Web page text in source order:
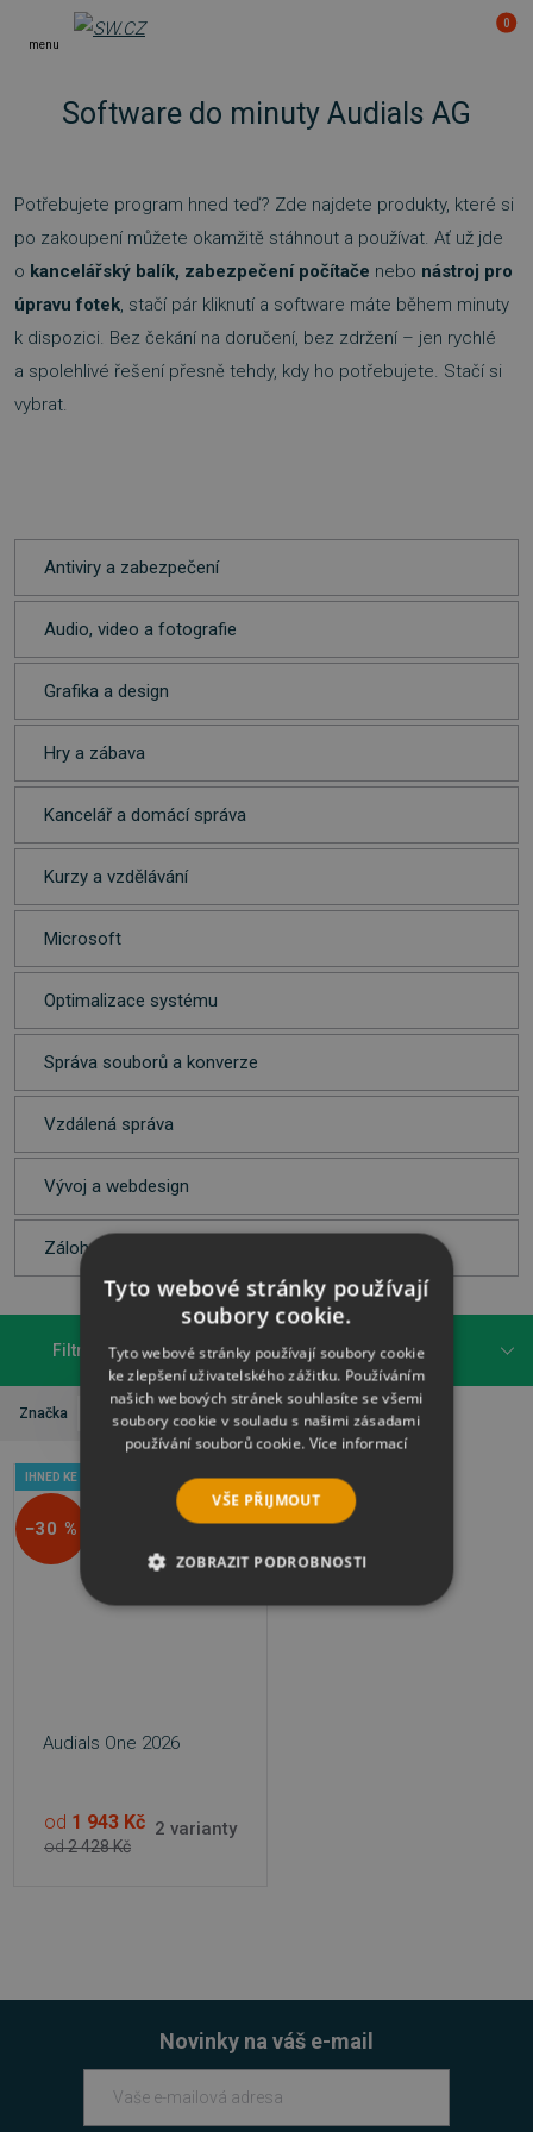
menu
0
Software do minuty Audials AG
Potřebujete program hned teď? Zde najdete produkty, které si
po zakoupení můžete okamžitě stáhnout a používat. Ať už jde
o kancelářský balík, zabezpečení počítače nebo nástroj pro
úpravu fotek, stačí pár kliknutí a software máte během minuty
k dispozici. Bez čekání na doručení, bez zdržení – jen rychlé
a spolehlivé řešení přesně tehdy, kdy ho potřebujete. Stačí si
vybrat.
Antiviry a zabezpečení
Audio, video a fotografie
Grafika a design
Hry a zábava
Kancelář a domácí správa
Kurzy a vzdělávání
Microsoft
Optimalizace systému
Správa souborů a konverze
Vzdálená správa
Vývoj a webdesign
Zálohování a obnova dat
Filtrovat
Značka Audials AG Zrušit vše
IHNED KE STAŽENÍ
−30 %
Audials One 2026
od2 428 Kč
od 1 943 Kč 2 varianty
Novinky na váš e-mail
Tyto webové stránky používají
soubory cookie.
Tyto webové stránky používají soubory cookie
ke zlepšení uživatelského zážitku. Používáním
našich webových stránek souhlasíte se všemi
soubory cookie v souladu s našimi zásadami
používání souborů cookie. Více informací
VŠE PŘIJMOUT
ZOBRAZIT PODROBNOSTI
NEZBYTNĚ NUTNÉ SOUBORY
NEZAŘAZENÉ SOUBORY
přihlášení uživatele a správa účtu. Webové